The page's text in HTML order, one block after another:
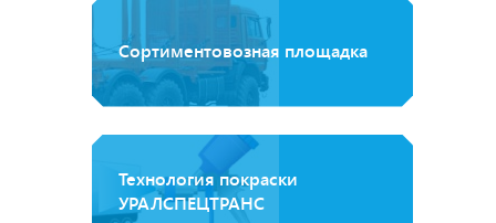
Сортиментовозная площадка
Технология покраски
УРАЛСПЕЦТРАНС